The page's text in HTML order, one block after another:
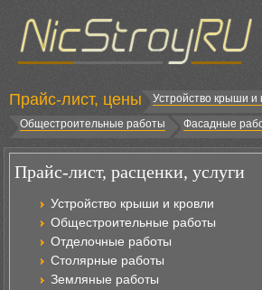
Прайс-лист, цены Устройство крыши и
Общестроительные работы
Фасадные
Прайс-лист, расценки, услуги
Устройство крыши и кровли
Общестроительные работы
Отделочные работы
Столярные работы
Земляные работы